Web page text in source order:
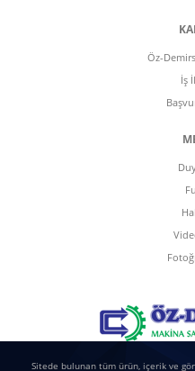
Öz-
İş
Sitede bulunan tüm ürün, içerik ve